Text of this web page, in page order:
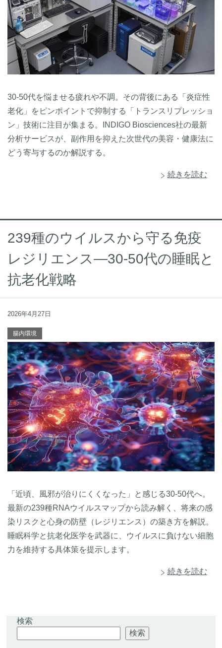
30-50代を悩ませる疲れや不調。その背後にある「炎症性
老化」をピンポイントで抑制する「トランスリプレッショ
ン」技術に注目が集まる。INDIGO Biosciences社の最新
分析サービスが、副作用を抑えた次世代の美容・健康法に
どう寄与するのか解説する。
続きを読む
239種のウイルスから守る免疫
レジリエンス—30-50代の睡眠と
抗老化戦略
2026年4月27日
腸内環境
「近頃、風邪が治りにくくなった」と感じる30-50代へ。
最新の239種RNAウイルスマップから読み解く、将来の感
染リスクと心身の防壁（レジリエンス）の築き方を解説。
睡眠科学と抗老化医学を武器に、ウイルスに負けない細胞
力を維持する具体策を提示します。
続きを読む
検索
検索